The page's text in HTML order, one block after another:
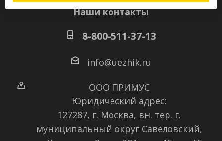
Наши контакты
8-800-511-37-13
info@uezhik.ru
ООО ПРИМУС
Юридический адрес:
127287, г. Москва, вн. тер. г.
муниципальный округ Савеловский,